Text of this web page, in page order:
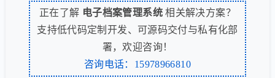
正在了解 电子档案管理系统相关解决方案？
支持低代码定制开发、可源码交付与私有化部
署，欢迎咨询！
咨询电话：15978966810